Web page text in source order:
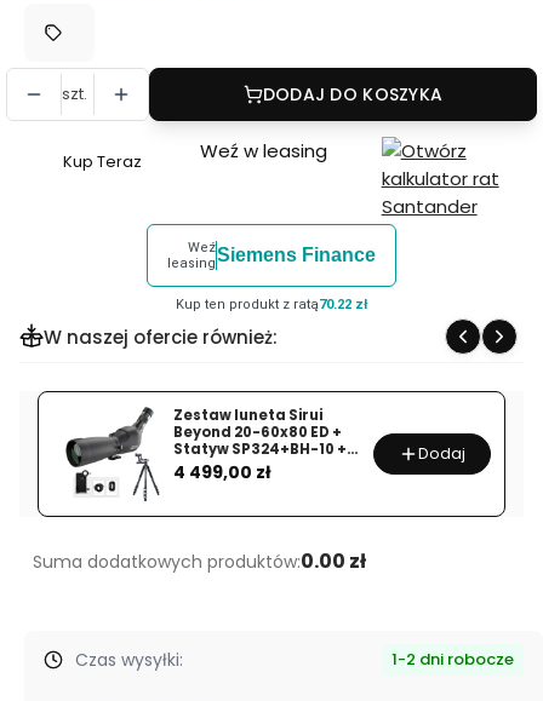
szt. DODAJ DO KOSZYKA
Szybki
Meopta
5-
30x56
FFP
RD
MRAD
Kup Teraz Weź w leasing
Weź
leasingSiemens Finance
Kup ten produkt z ratą70.22 zł
W naszej ofercie również:
Zestaw luneta Sirui
Beyond 20-60x80 ED +
Statyw SP324+BH-10 +
Adapter do telefonu
Cena
4 499,00 zł
Dodaj
Suma dodatkowych produktów:0.00 zł
Czas wysyłki: 1-2 dni robocze